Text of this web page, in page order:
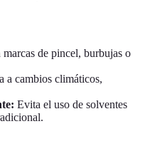
marcas de pincel, burbujas o
a cambios climáticos,
Evita el uso de solventes